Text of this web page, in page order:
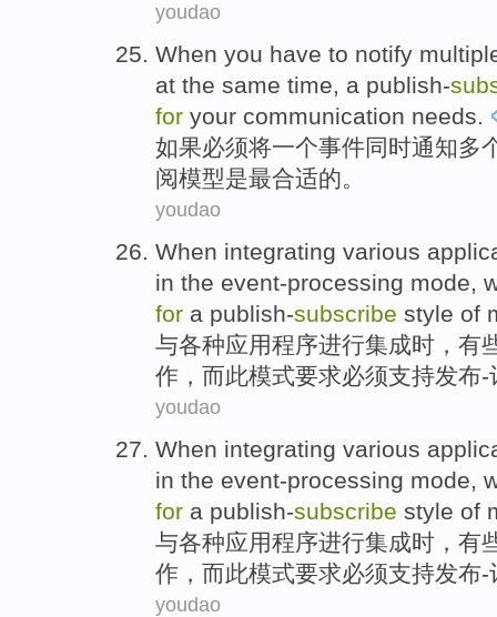
youdao
When you have to notify
at the same time, a publish-
for your communication needs.
如果必须将一个事件同时通知多
阅模型是最合适的。
youdao
When integrating various
in the event-processing mode,
for a publish-subscribe style of
与各种应用程序进行集成时 ， 有
作 ，而此模式要求必须支持发布-
youdao
When integrating various
in the event-processing mode,
for a publish-subscribe style of
与各种应用程序进行集成时 ， 有
作 ，而此模式要求必须支持发布-
youdao